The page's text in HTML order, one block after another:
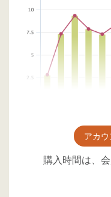
アカウ
購入時間は、